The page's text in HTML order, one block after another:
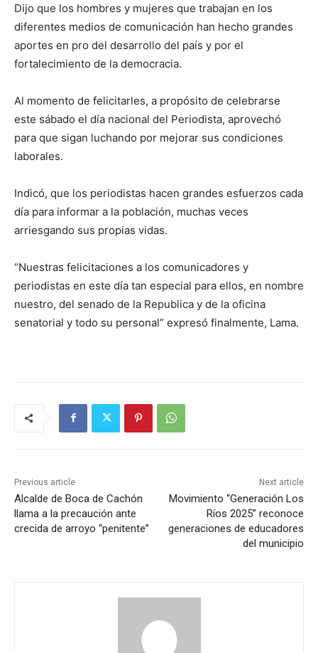
Dijo que los hombres y mujeres que trabajan en los
diferentes medios de comunicación han hecho grandes
aportes en pro del desarrollo del país y por el
fortalecimiento de la democracia.
Al momento de felicitarles, a propósito de celebrarse
este sábado el día nacional del Periodista, aprovechó
para que sigan luchando por mejorar sus condiciones
laborales.
Indicó, que los periodistas hacen grandes esfuerzos cada
día para informar a la población, muchas veces
arriesgando sus propias vidas.
“Nuestras felicitaciones a los comunicadores y
periodistas en este día tan especial para ellos, en nombre
nuestro, del senado de la Republica y de la oficina
senatorial y todo su personal” expresó finalmente, Lama.
Previous article
Alcalde de Boca de Cachón
llama a la precaución ante
crecida de arroyo “penitente”
Next article
Movimiento “Generación Los
Ríos 2025” reconoce
generaciones de educadores
del municipio